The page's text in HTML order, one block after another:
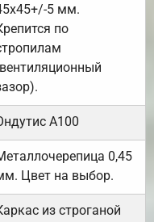
5 мм.
по
А100
0,45
Цвет на выбор.
из строганой